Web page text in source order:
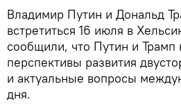
Владимир Путин и Дональд
встретиться 16 июля в
сообщили, что Путин и Трамп
перспективы развития
и актуальные вопросы
дня.